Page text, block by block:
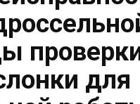
для